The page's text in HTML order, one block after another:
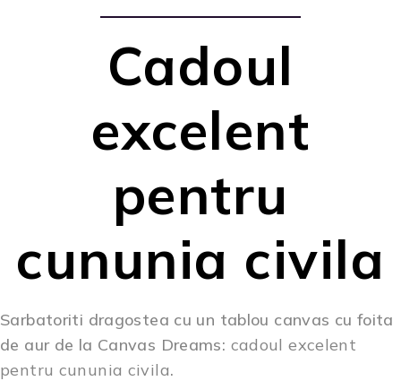
Cadoul
excelent
pentru
cununia civila
Sarbatoriti dragostea cu un tablou canvas cu foita
de aurde la Canvas Dreams: cadoul excelent
pentru cununia civila.